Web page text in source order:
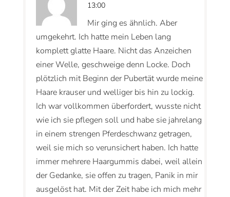
13:00
Mir ging es ähnlich. Aber
umgekehrt. Ich hatte mein Leben lang
komplett glatte Haare. Nicht das Anzeichen
einer Welle, geschweige denn Locke. Doch
plötzlich mit Beginn der Pubertät wurde meine
Haare krauser und welliger bis hin zu lockig.
Ich war vollkommen überfordert, wusste nicht
wie ich sie pflegen soll und habe sie jahrelang
in einem strengen Pferdeschwanz getragen,
weil sie mich so verunsichert haben. Ich hatte
immer mehrere Haargummis dabei, weil allein
der Gedanke, sie offen zu tragen, Panik in mir
ausgelöst hat. Mit der Zeit habe ich mich mehr